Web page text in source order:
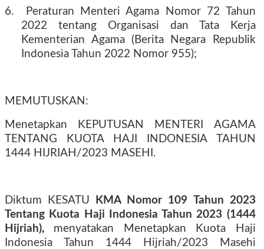
6.
Peraturan Menteri Agama Nomor 72 Tahun
2022 tentang Organisasi dan Tata Kerja
Kementerian Agama (Berita Negara Republik
Indonesia Tahun 2022 Nomor 955);
MEMUTUSKAN:
Menetapkan KEPUTUSAN MENTERI AGAMA
TENTANG KUOTA HAJI INDONESIA TAHUN
1444 HIJRIAH/2023 MASEHI.
Diktum KESATU
KMA Nomor 109 Tahun 2023
Tentang Kuota Haji Indonesia Tahun 2023 (1444
Hijriah),
menyatakan Menetapkan Kuota Haji
Indonesia Tahun 1444 Hijriah/2023 Masehi